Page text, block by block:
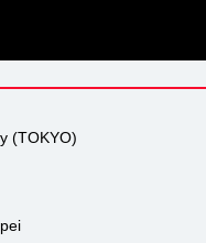
(TOKYO)